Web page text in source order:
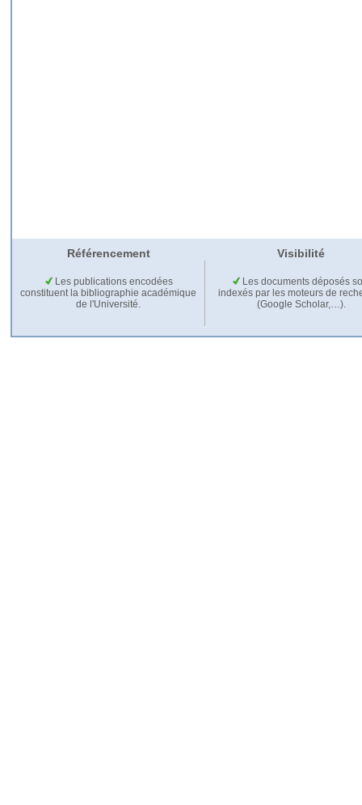
Référencement Visibilité
Les publications encodées
constituent la bibliographie académique
de l'Université.
Les documents déposés
indexés par les moteurs de
(Google Scholar,…).